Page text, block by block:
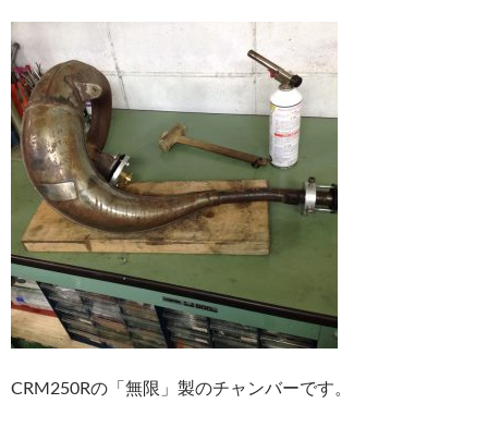
CRM250Rの「無限」製のチャンバーです。